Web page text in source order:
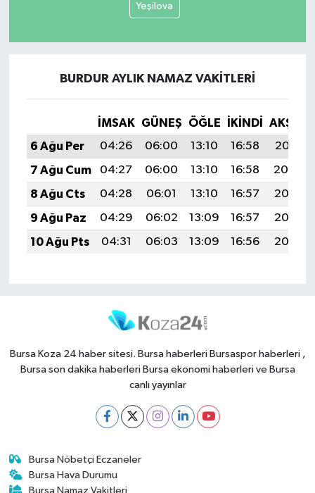
Yeşilova
BURDUR AYLIK NAMAZ VAKITLERI
İMSAK GÜNEŞ ÖĞLE İKINDI
AKŞAM
6 Ağu Per
04:26 06:00 13:10 16:58
20:10
7 Ağu Cum
04:27 06:00 13:10 16:58
20:09
8 Ağu Cts
04:28 06:01 13:10 16:57
20:08
9 Ağu Paz
04:29 06:02 13:09 16:57
20:07
10 Ağu Pts
04:31 06:03 13:09 16:56 20:06
Bursa Koza 24 haber sitesi. Bursa haberleri Bursaspor haberleri ,
Bursa son dakika haberleri Bursa ekonomi haberleri ve Bursa
canlı yayınlar
Bursa Nöbetçi Eczaneler
Bursa Hava Durumu
Bursa Namaz Vakitleri